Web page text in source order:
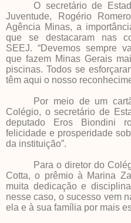
O secretário de
Juventude, Rogério
Agência Minas, a
que se destacaram nas
SEEJ. “Devemos sempre
que fazem Minas Gerais
piscinas. Todos se
têm aqui o nosso
Por meio de um
Colégio, o secretário de
deputado Eros Biondini
felicidade e prosperidade
da instituição”.
Para o diretor do
Cotta, o prêmio à Marina
muita dedicação e
nesse caso, o sucesso vem
ela e à sua família por mais